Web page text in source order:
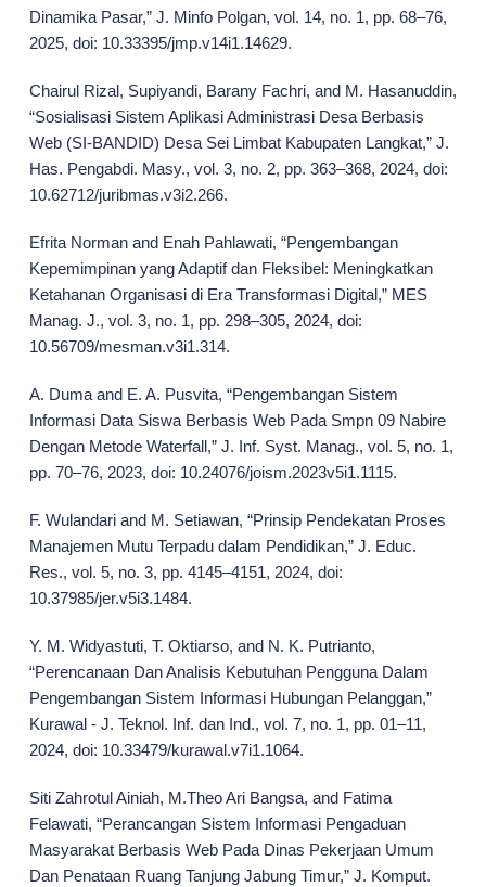
Dinamika Pasar,” J. Minfo Polgan, vol. 14, no. 1, pp. 68–76,
2025, doi: 10.33395/jmp.v14i1.14629.
Chairul Rizal, Supiyandi, Barany Fachri, and M. Hasanuddin,
“Sosialisasi Sistem Aplikasi Administrasi Desa Berbasis
Web (SI-BANDID) Desa Sei Limbat Kabupaten Langkat,” J.
Has. Pengabdi. Masy., vol. 3, no. 2, pp. 363–368, 2024, doi:
10.62712/juribmas.v3i2.266.
Efrita Norman and Enah Pahlawati, “Pengembangan
Kepemimpinan yang Adaptif dan Fleksibel: Meningkatkan
Ketahanan Organisasi di Era Transformasi Digital,” MES
Manag. J., vol. 3, no. 1, pp. 298–305, 2024, doi:
10.56709/mesman.v3i1.314.
A. Duma and E. A. Pusvita, “Pengembangan Sistem
Informasi Data Siswa Berbasis Web Pada Smpn 09 Nabire
Dengan Metode Waterfall,” J. Inf. Syst. Manag., vol. 5, no. 1,
pp. 70–76, 2023, doi: 10.24076/joism.2023v5i1.1115.
F. Wulandari and M. Setiawan, “Prinsip Pendekatan Proses
Manajemen Mutu Terpadu dalam Pendidikan,” J. Educ.
Res., vol. 5, no. 3, pp. 4145–4151, 2024, doi:
10.37985/jer.v5i3.1484.
Y. M. Widyastuti, T. Oktiarso, and N. K. Putrianto,
“Perencanaan Dan Analisis Kebutuhan Pengguna Dalam
Pengembangan Sistem Informasi Hubungan Pelanggan,”
Kurawal - J. Teknol. Inf. dan Ind., vol. 7, no. 1, pp. 01–11,
2024, doi: 10.33479/kurawal.v7i1.1064.
Siti Zahrotul Ainiah, M.Theo Ari Bangsa, and Fatima
Felawati, “Perancangan Sistem Informasi Pengaduan
Masyarakat Berbasis Web Pada Dinas Pekerjaan Umum
Dan Penataan Ruang Tanjung Jabung Timur,” J. Komput.